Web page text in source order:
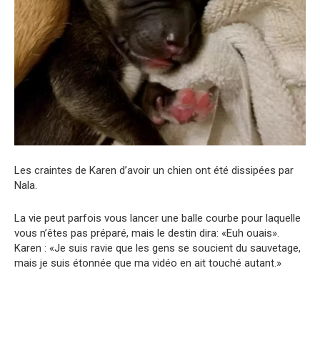
Les craintes de Karen d’avoir un chien ont été dissipées par
Nala.
La vie peut parfois vous lancer une balle courbe pour laquelle
vous n’êtes pas préparé, mais le destin dira: «Euh ouais».
Karen : «Je suis ravie que les gens se soucient du sauvetage,
mais je suis étonnée que ma vidéo en ait touché autant.»